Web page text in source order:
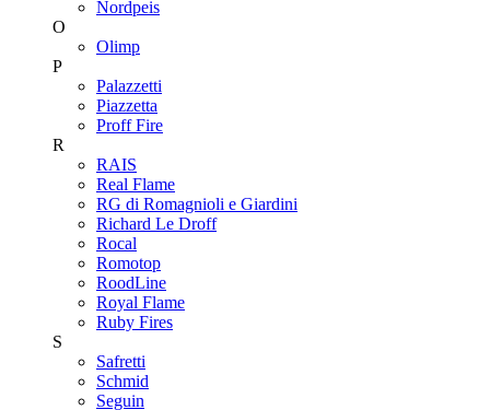
Nordpeis
O
Olimp
P
Palazzetti
Piazzetta
Proff Fire
R
RAIS
Real Flame
RG di Romagnioli e Giardini
Richard Le Droff
Rocal
Romotop
RoodLine
Royal Flame
Ruby Fires
S
Safretti
Schmid
Seguin